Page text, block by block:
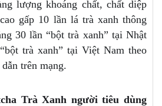
lượng khoáng chất, chất diệp
gấp 10 lần lá trà xanh thông
30 lần “bột trà xanh” tại Nhật
trà xanh” tại Việt Nam theo
trên mạng.
Trà Xanh người tiêu dùng